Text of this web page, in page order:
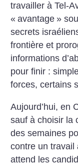
travailler à Tel-
« avantage »
secrets
frontière et
informations
pour finir :
forces, certains
Aujourd’hui, en
sauf à choisir la
des semaines
contre un travail
attend les